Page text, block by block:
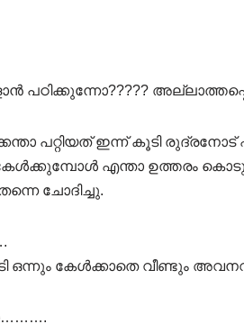
പഠിക്കുന്നോ?????
പറ്റിയത് ഇന്ന് കൂടി രുദ്രനോട്
എന്താ ഉത്തരം
ചോദിച്ചു.
കേൾക്കാതെ വീണ്ടും